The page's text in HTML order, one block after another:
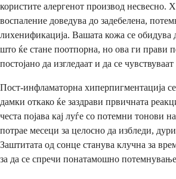
користите алергенот производ несвесно.
воспаление доведува до задебелена,
лихенификација. Вашата кожа се обидува
што ќе стане поотпорна, но ова ги прави
постојано да изгледаат и да се
Пост-инфламаторна хиперпигментација
дамки откако ќе заздрави првичната
честа појава кај луѓе со потемни тонови
потрае месеци за целосно да избледи,
Заштитата од сонце станува клучна за
за да се спречи понатамошно